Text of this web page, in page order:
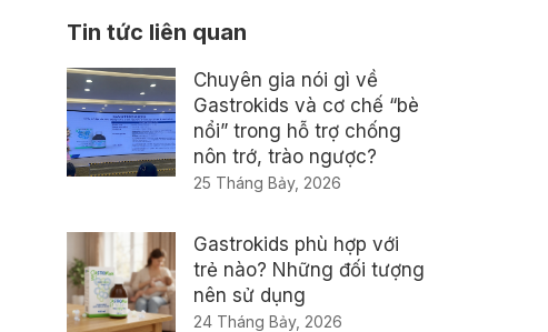
Tin tức liên quan
Chuyên gia nói gì về
Gastrokids và cơ chế “bè
nổi” trong hỗ trợ chống
nôn trớ, trào ngược?
25 Tháng Bảy, 2026
Gastrokids phù hợp với
trẻ nào? Những đối tượng
nên sử dụng
24 Tháng Bảy, 2026